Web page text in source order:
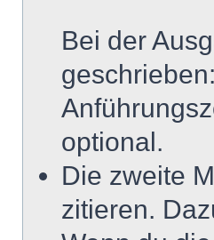
Bei der
optional.
Die zweite
zitieren.